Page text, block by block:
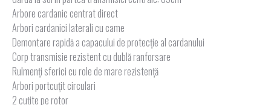
Arbore cardanic centrat direct
Arbori cardanici laterali cu came
Demontare rapidă a capacului de protecţie al cardanului
Corp transmisie rezistent cu dublă ranforsare
Rulmenți sferici cu role de mare rezistență
Arbori portcuțit circulari
2 cuţite pe rotor